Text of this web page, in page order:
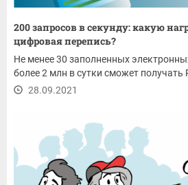
200 запросов в секунду: какую
цифровая перепись?
Не менее 30 заполненных
более 2 млн в сутки сможет получать
28.09.2021